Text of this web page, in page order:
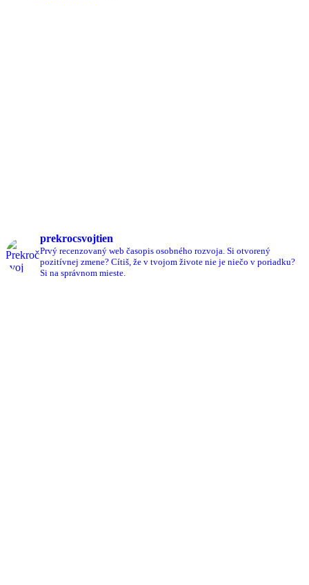
prekrocsvojtien
Prvý recenzovaný web časopis osobného rozvoja. Si otvorený
pozitívnej zmene? Cítiš, že v tvojom živote nie je niečo v poriadku?
Si na správnom mieste.